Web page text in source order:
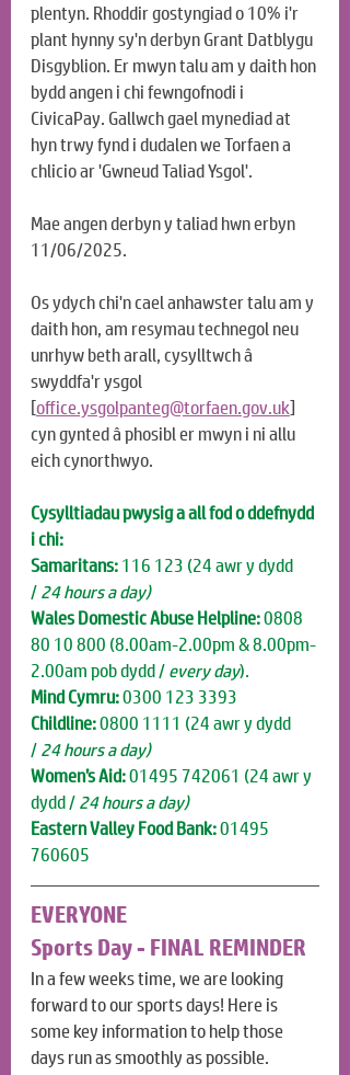
plentyn. Rhoddir gostyngiad o 10% i'r
plant hynny sy'n derbyn Grant Datblygu
Disgyblion. Er mwyn talu am y daith hon
bydd angen i chi fewngofnodi i
CivicaPay. Gallwch gael mynediad at
hyn trwy fynd i dudalen we Torfaen a
chlicio ar 'Gwneud Taliad Ysgol'.
Mae angen derbyn y taliad hwn erbyn
11/06/2025.
Os ydych chi'n cael anhawster talu am y
daith hon, am resymau technegol neu
unrhyw beth arall, cysylltwch â
swyddfa'r ysgol
[office.ysgolpanteg@torfaen.gov.uk]
cyn gynted â phosibl er mwyn i ni allu
eich cynorthwyo.
Cysylltiadau pwysig a all fod o ddefnydd
i chi:
Samaritans: 116 123 (24 awr y dydd
/ 24 hours a day)
Wales Domestic Abuse Helpline: 0808
80 10 800 (8.00am-2.00pm & 8.00pm-
2.00am pob dydd / every day).
Mind Cymru: 0300 123 3393
Childline: 0800 1111 (24 awr y dydd
/ 24 hours a day)
Women’s Aid: 01495 742061 (24 awr y
dydd / 24 hours a day)
Eastern Valley Food Bank: 01495
760605
EVERYONE
Sports Day - FINAL REMINDER
In a few weeks time, we are looking
forward to our sports days! Here is
some key information to help those
days run as smoothly as possible.